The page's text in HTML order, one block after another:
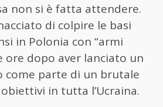
non si è fatta attendere.
di colpire le basi
in Polonia con “armi
ore dopo aver lanciato un
come parte di un brutale
in tutta l’Ucraina.